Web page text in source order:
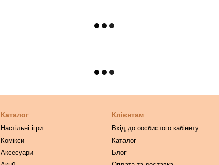
Каталог
Настільні ігри
Комікси
Аксесуари
Клієнтам
Вхід до оосбистого кабінету
Каталог
Блог